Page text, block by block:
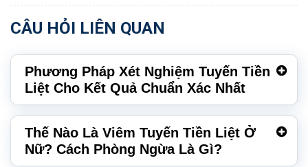
CÂU HỎI LIÊN QUAN
Phương Pháp Xét Nghiệm Tuyến Tiền
Liệt Cho Kết Quả Chuẩn Xác Nhất
Thế Nào Là Viêm Tuyến Tiền Liệt Ở
Nữ? Cách Phòng Ngừa Là Gì?